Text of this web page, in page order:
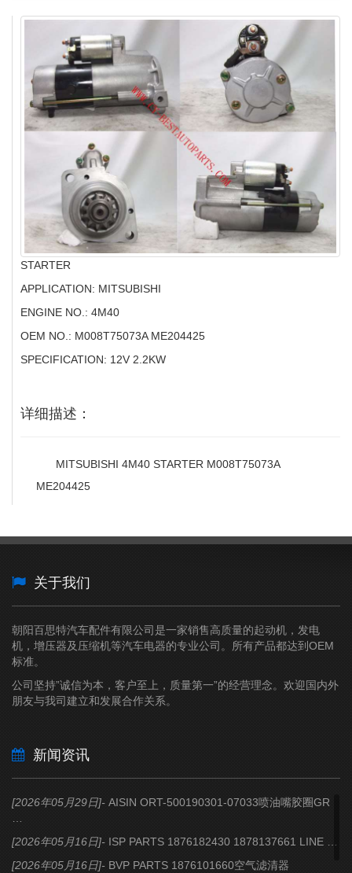
STARTER
APPLICATION: MITSUBISHI
ENGINE NO.: 4M40
OEM NO.: M008T75073A ME204425
SPECIFICATION: 12V 2.2KW
详细描述：
MITSUBISHI 4M40 STARTER M008T75073A
ME204425
关于我们
朝阳百思特汽车配件有限公司是一家销售高质量的起动机，发电
机，增压器及压缩机等汽车电器的专业公司。所有产品都达到OEM
标准。
公司坚持”诚信为本，客户至上，质量第一”的经营理念。欢迎国内外
朋友与我司建立和发展合作关系。
新闻资讯
[2026年05月29日]- AISIN ORT-500190301-07033喷油嘴胶圈GR
…
[2026年05月16日]- ISP PARTS 1876182430 1878137661 LINE …
[2026年05月16日]- BVP PARTS 1876101660空气滤清器